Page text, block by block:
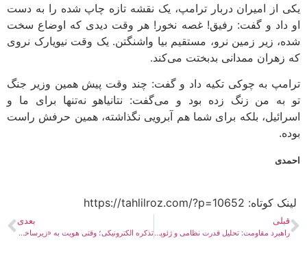
یکی از امیران دربار ترامپ، یک نقشه تازه چاپ شده را به دست
او داد و گفت: رفیق! غصه نخور! هر وقت دیدی که اوضاع سخت
شده، زیر زمین نرو، مستقیم بیا واشنگتن. یک وقت نیویارک نروی
که زهران ممدانی بدبختت می‌کند.
ترامپ به چوکی تکیه داد و گفت: چند وقت پیش همین وزیر جنگ
تو به من زنگ زده بود و می‌گفت: نتانیاهو نه‌تنها برای ما و
اسرائیل، بلکه برای شما هم آبرویی نگذاشته، همین حرفش راست
بوده.
احمدی
لینک کوتاه:​ https://tahlilroz.com/?p=10652
قبلی
راهبرد مقاومت: تحلیل قدرت نظامی و ژئوپلیتیک جنرال قاسم سلیمانی
بعدی
تذکره الکترونیکی؛ وقتی هویت به «زیرساخت» تبدیل می‌شود